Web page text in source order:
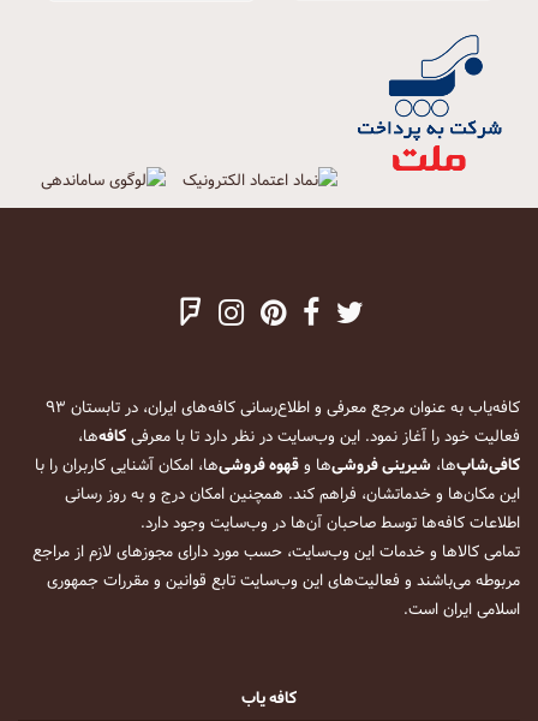
کافه‌یاب به عنوان مرجع معرفی و اطلاع‌رسانی کافه‌های ایران، در تابستان ۹۳
فعالیت خود را آغاز نمود. این وب‌سایت در نظر دارد تا با معرفیکافه‌ها،
کافی‌شاپ‌ها، شیرینی فروشی‌ها وقهوه فروشی‌ها، امکان آشنایی کاربران را با
این مکان‌ها و خدماتشان، فراهم کند. همچنین امکان درج و به روز رسانی
اطلاعات کافه‌ها توسط صاحبان آن‌ها در وب‌سایت وجود دارد.
تمامی کالاها و خدمات این وب‌سایت، حسب مورد دارای مجوزهای لازم از مراجع
مربوطه می‌باشند و فعالیت‌های این وب‌سایت تابع قوانین و مقررات جمهوری
اسلامی ایران است.
کافه یاب